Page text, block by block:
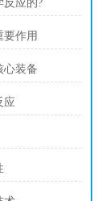
反应的?
要作用
心装备
应